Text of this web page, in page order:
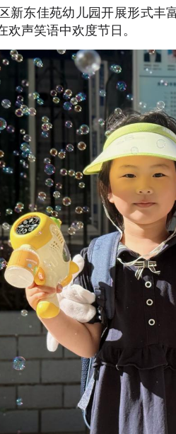
新东佳苑幼儿园开展形式丰
欢声笑语中欢度节日。